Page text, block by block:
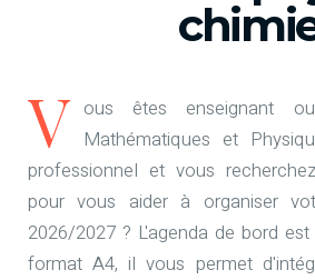
V ous êtes enseignant
Mathématiques et
professionnel et vous
pour vous aider à organiser
2026/2027 ? L'agenda de bord
format A4, il vous permet